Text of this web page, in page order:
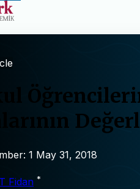
1 May 31, 2018
Fidan *